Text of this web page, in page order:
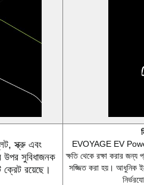
স্ক্রু এবং
উপর সুবিধাজনক
ক্রেট রয়েছে।
EVOYAGE EV
ক্ষতি থেকে রক্ষা করার জন্য
সজ্জিত করা হয়। আধুনিক